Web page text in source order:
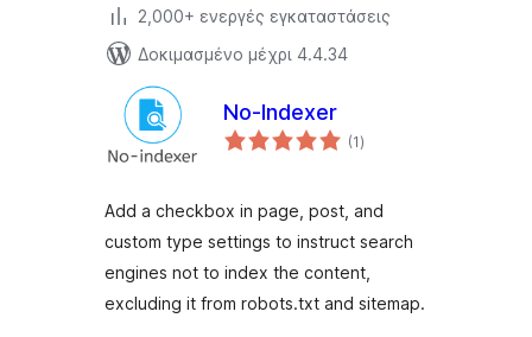
2,000+ ενεργές εγκαταστάσεις
Δοκιμασμένο μέχρι 4.4.34
No-Indexer
(1αξιολογήσεις
σύνολο
)
Add a checkbox in page, post, and
custom type settings to instruct search
engines not to index the content,
excluding it from robots.txt and sitemap.